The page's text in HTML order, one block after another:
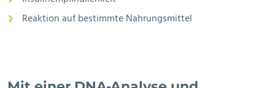
Reaktion auf bestimmte Nahrungsmittel